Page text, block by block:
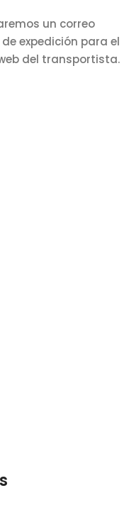
un correo
expedición para el
del transportista.